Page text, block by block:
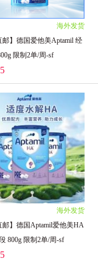
海外发货
邮】德国爱他美Aptamil 经
限制2单/周-sf
【欧洲直邮】德国爱他美Aptamil 经典pre段800g 限制2单/周-sf
495(￥247.5/单罐)
海外发货
邮】德国Aptamil爱他美HA
800g 限制2单/周-sf